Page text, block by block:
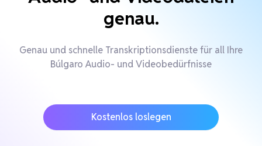
genau.
Genau und schnelle Transkriptionsdienste für all Ihre
Búlgaro Audio- und Videobedürfnisse
Kostenlos loslegen